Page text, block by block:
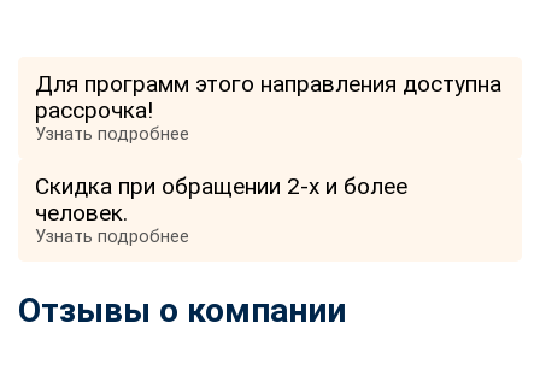
Для программ этого направления доступна
рассрочка!
Узнать подробнее
Скидка при обращении 2-х и более
человек.
Узнать подробнее
Отзывы о компании
online
Свяжитесь с нами через любой удобный мессенджер!